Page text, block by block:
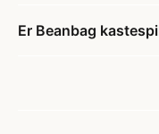
Er Beanbag